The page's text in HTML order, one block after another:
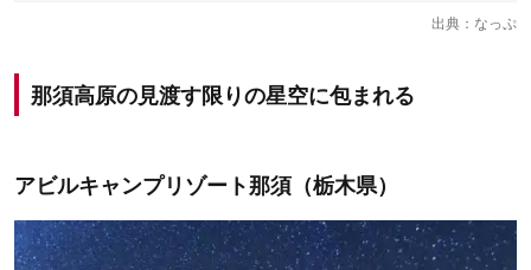
出典： なっぷ
那須高原の見渡す限りの星空に包まれる
アビルキャンプリゾート那須（栃木県）